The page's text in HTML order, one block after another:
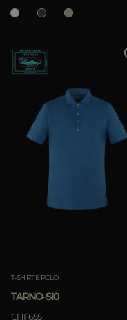
T-SHIRT E POLO
TARNO-SI0
CHF655